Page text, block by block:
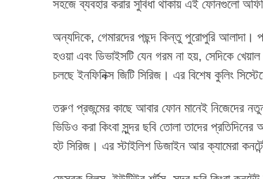
সহজে ব্যবহার করার সুবিধা থাকায় এই ফোনগুলো
অন্যদিকে, গেমারদের পছন্দ কিন্তু পুরোপুরি আলাদা।
হওয়া এবং ডিভাইসটি যেন গরম না হয়, সেদিকে খেয়াল
চলছে ইনফিনিক্স জিটি সিরিজ। এর বিশেষ কুলিং
তরুণ প্রজন্মের কাছে আবার ফোন মানেই নিজেদের
ভিডিও করা কিংবা সুন্দর ছবি তোলা তাদের
হট সিরিজ। এর স্টাইলিশ ডিজাইন আর ক্যামেরা